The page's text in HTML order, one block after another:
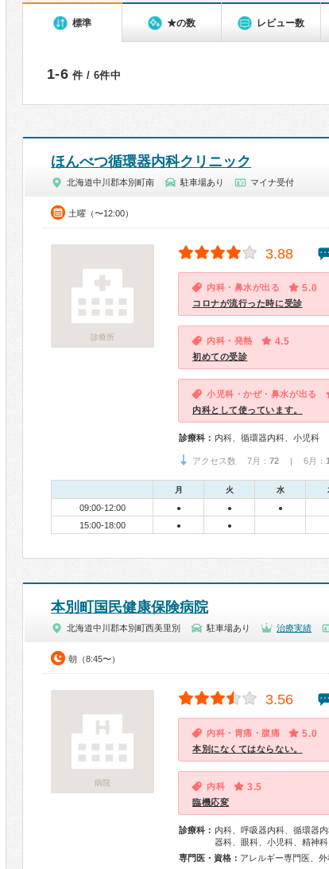
標準 ★の数 レビュー数
1-6 件 / 6件中
ほんべつ循環器内科クリニック
北海道中川郡本別町南 駐車場あり マイナ受付
土曜（〜12:00）
診療所
3.88
内科・鼻水が出る 5.0
コロナが流行った時に受診
内科・発熱 4.5
初めての受診
小児科・かぜ・鼻水が出る
内科として使っています。
診療科： 内科、循環器内科、小児科
アクセス数 7月： 72 | 6月：
月 火 水
09:00-12:00 ● ● ●
15:00-18:00 ● ●
本別町国民健康保険病院
北海道中川郡本別町西美里別 駐車場あり 治療実績
朝（8:45〜）
病院
3.56
内科・胃痛・腹痛 5.0
本別になくてはならない。
内科 3.5
臨機応変
診療科： 内科、呼吸器内科、循環器
器科、眼科、小児科、精神科
専門医・資格：